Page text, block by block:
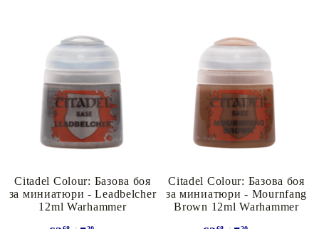
Citadel Colour: Базова боя
за миниатюри - Leadbelcher
12ml Warhammer
Citadel Colour: Базова боя
за миниатюри - Mournfang
Brown 12ml Warhammer